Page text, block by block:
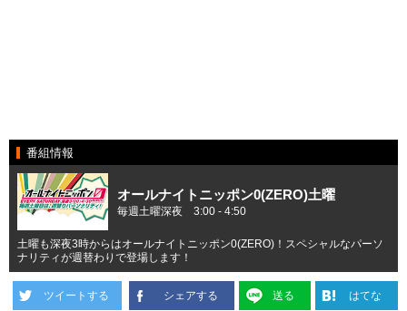
番組情報
オールナイトニッポン0(ZERO)土曜
毎週土曜深夜 3:00 - 4:50
土曜も深夜3時からはオールナイトニッポン0(ZERO)！スペシャルなパーソ
ナリティが週替わりで登場します！
ツイートする シェアする 送る はてな